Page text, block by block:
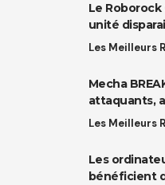
Le Roborock
unité
Les Meilleurs
Mecha
attaquants,
Les Meilleurs
Les
bénéficient